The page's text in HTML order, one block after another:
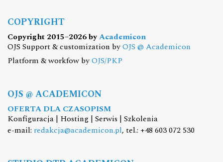
COPYRIGHT
Copyright 2015–2026 byAcademicon
OJS Support & customization byOJS @ Academicon
Platform & workfow byOJS/PKP
OJS @ ACADEMICON
OFERTA DLA CZASOPISM
Konfiguracja | Hosting | Serwis | Szkolenia
e-mail: redakcja@academicon.pl, tel.: +48 603 072 530